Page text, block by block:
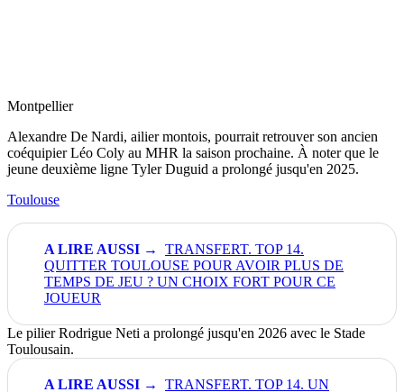
Montpellier
Alexandre De Nardi, ailier montois, pourrait retrouver son ancien
coéquipier Léo Coly au MHR la saison prochaine. À noter que le
jeune deuxième ligne Tyler Duguid a prolongé jusqu'en 2025.
Toulouse
TRANSFERT. TOP 14.
QUITTER TOULOUSE POUR AVOIR PLUS DE
TEMPS DE JEU ? UN CHOIX FORT POUR CE
JOUEUR
Le pilier Rodrigue Neti a prolongé jusqu'en 2026 avec le Stade
Toulousain.
TRANSFERT. TOP 14. UN